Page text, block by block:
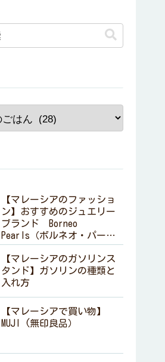
【マレーシアのファッショ
ン】おすすめのジュエリー
ブランド Borneo
Pearls（ボルネオ・パール
ズ ）
【マレーシアのガソリンス
タンド】ガソリンの種類と
入れ方
【マレーシアで買い物】
MUJI (無印良品）